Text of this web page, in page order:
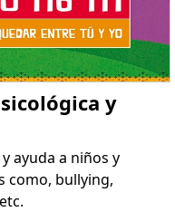
y
ayuda a niños y
como, bullying,